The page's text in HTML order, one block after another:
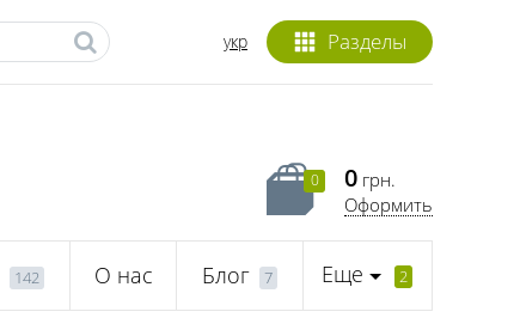
Разделы
укр
0 0 грн.
Оформить
142 О нас Блог 7 Еще 2